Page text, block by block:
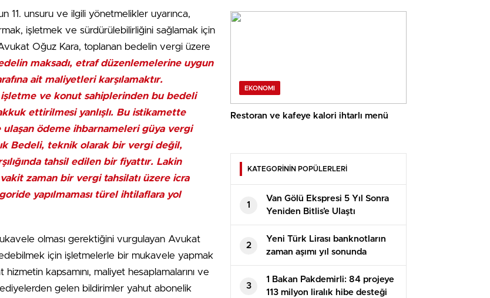
11. unsuru ve ilgili yönetmelikler uyarınca,
işletmek ve sürdürülebilirliğini sağlamak için
Oğuz Kara, toplanan bedelin vergi üzere
maksadı, etraf düzenlemelerine uygun
ait maliyetleri karşılamaktır.
ve konut sahiplerinden bu bedeli
ettirilmesi yanlışlı. Bu istikamette
ödeme ihbarnameleri güya vergi
Bedeli, teknik olarak bir vergi değil,
tahsil edilen bir fiyattır. Lakin
zaman bir vergi tahsilatı üzere icra
yapılmaması türel ihtilaflara yol
olması gerektiğini vurgulayan Avukat
edebilmek için işletmelerle bir mukavele yapmak
kapsamını, maliyet hesaplamalarını ve
gelen bildirimler yahut abonelik
EKONOMI
Restoran ve kafeye kalori ihtarlı menü
KATEGORİNİN POPÜLERLERİ
1
Van Gölü Ekspresi 5 Yıl Sonra
Yeniden Bitlis’e Ulaştı
2
Yeni Türk Lirası banknotların
zaman aşımı yıl sonunda
dolacak
3
1 Bakan Pakdemirli: 84 projeye
113 milyon liralık hibe desteği